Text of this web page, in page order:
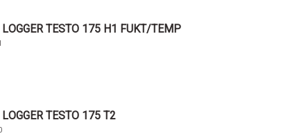
LOGGER TESTO 175 H1 FUKT/TEMP
LOGGER TESTO 175 T2